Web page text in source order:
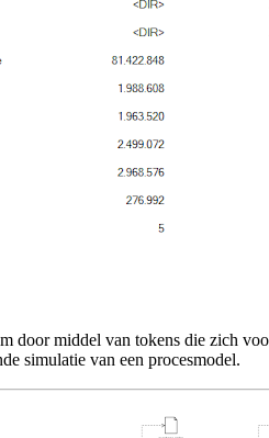
middel van tokens die zich
simulatie van een procesmodel.